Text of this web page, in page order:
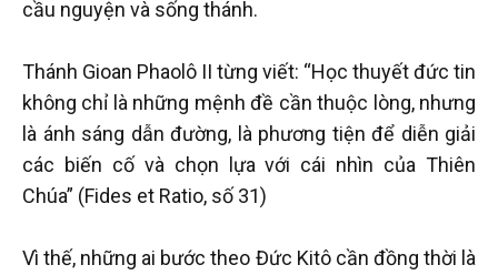
cầu nguyện và sống thánh.
Thánh Gioan Phaolô II từng viết: “Học thuyết đức tin
không chỉ là những mệnh đề cần thuộc lòng, nhưng
là ánh sáng dẫn đường, là phương tiện để diễn giải
các biến cố và chọn lựa với cái nhìn của Thiên
Chúa” (Fides et Ratio, số 31)
Vì thế, những ai bước theo Đức Kitô cần đồng thời là